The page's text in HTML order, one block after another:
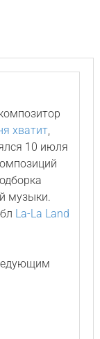
хватит,
10 июля
музыки.
La-La Land